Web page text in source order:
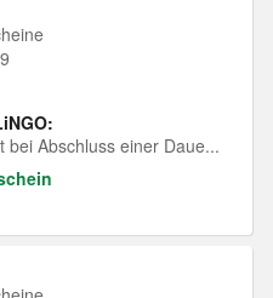
bei Abschluss einer Daue...